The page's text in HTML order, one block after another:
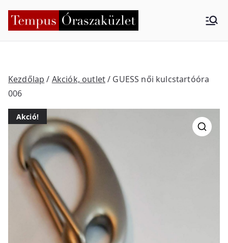
Tempus
küzlet
Kezdőlap / Akciók, outlet/ GUESS női kulcstartóóra
006
Akció!